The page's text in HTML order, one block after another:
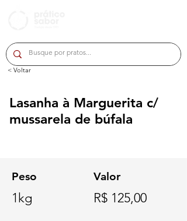
< Voltar
Lasanha à Marguerita c/
mussarela de búfala
Peso Valor
1kg
R$ 125,00